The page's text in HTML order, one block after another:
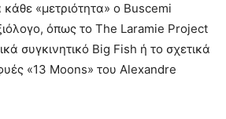
«μετριότητα» ο Buscemi
όπως το The Laramie Project
συγκινητικό Big Fish ή το σχετικά
«13 Μoons» του Alexandre